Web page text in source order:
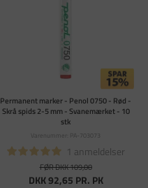
Permanent marker - Penol 0750 - Rød -
Skrå spids 2-5 mm - Svanemærket - 10
stk
Varenummer: PA-703073
1 anmeldelser
FØR DKK 109,00
DKK 92,65 PR. PK